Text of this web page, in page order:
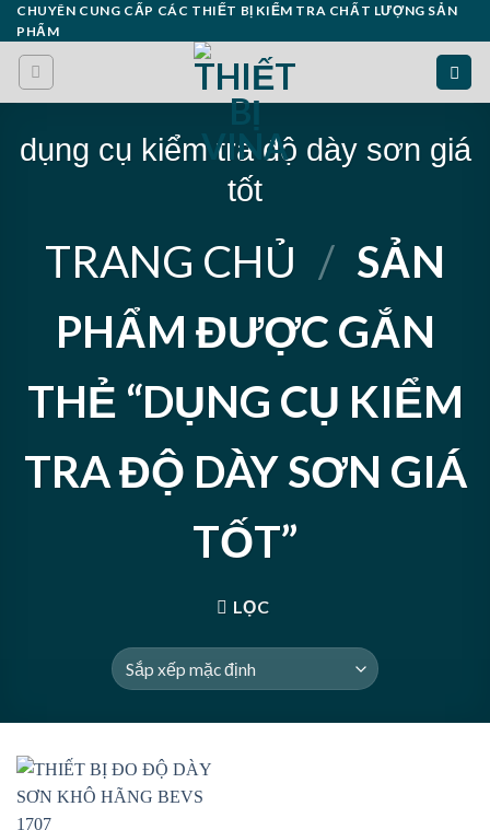
Skip
to
content
CHUYÊN CUNG CẤP CÁC THIẾT BỊ KIỂM TRA CHẤT LƯỢNG SẢN
PHẨM
dụng cụ kiểm tra độ dày sơn giá
tốt
TRANG CHỦ / SẢN
PHẨM ĐƯỢC GẮN
THẺ “DỤNG CỤ KIỂM
TRA ĐỘ DÀY SƠN GIÁ
TỐT”
LỌC